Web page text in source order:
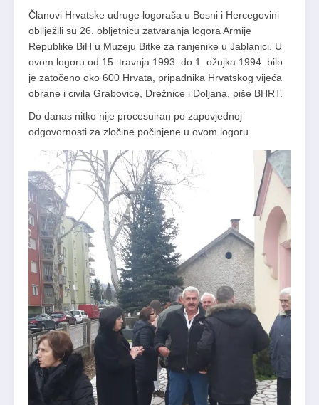
Članovi Hrvatske udruge logoraša u Bosni i Hercegovini
obilježili su 26. obljetnicu zatvaranja logora Armije
Republike BiH u Muzeju Bitke za ranjenike u Jablanici. U
ovom logoru od 15. travnja 1993. do 1. ožujka 1994. bilo
je zatočeno oko 600 Hrvata, pripadnika Hrvatskog vijeća
obrane i civila Grabovice, Drežnice i Doljana, piše BHRT.
Do danas nitko nije procesuiran po zapovjednoj
odgovornosti za zločine počinjene u ovom logoru.